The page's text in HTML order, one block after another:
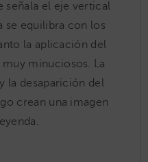
señala el eje vertical
se equilibra con los
la aplicación del
minuciosos. La
la desaparición del
crean una imagen